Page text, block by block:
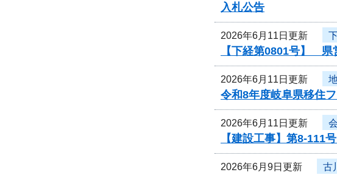
入札公告
2026年6月11日更新
【下経第0801号】
2026年6月11日更新
令和8年度岐阜県移住
2026年6月11日更新
【建設工事】第8-111
2026年6月9日更新 古